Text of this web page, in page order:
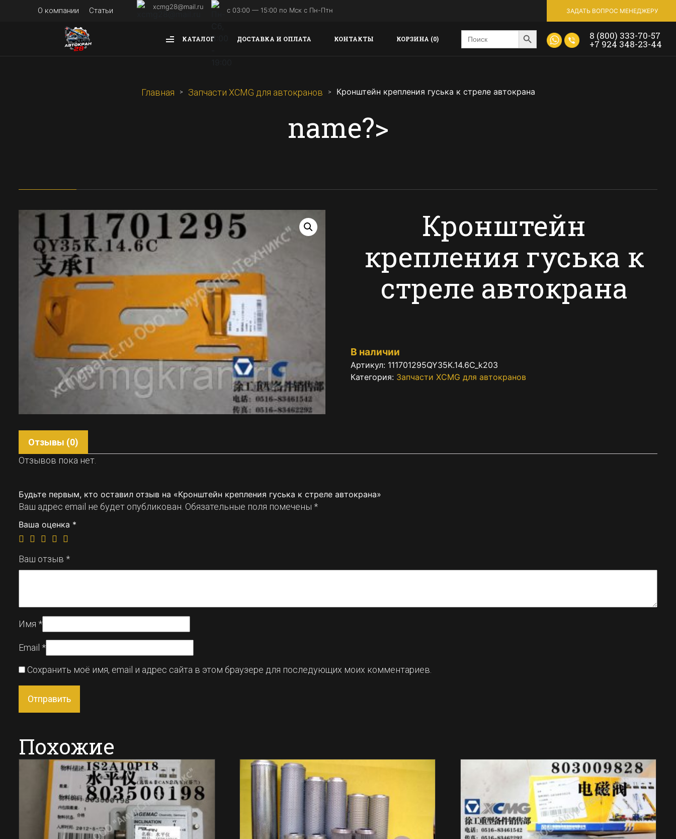
О компании Статьи xcmg28@mail.ru с 03:00 — 15:00 по Мск с Пн-Птн ЗАДАТЬ ВОПРОС МЕНЕДЖЕРУ
КАТАЛОГ ДОСТАВКА И ОПЛАТА КОНТАКТЫ КОРЗИНА (0)
Введите
ключевое
слово
Search Button 8 (800) 333-70-57
+7 924 348-23-44
Главная Запчасти XCMG для автокранов Кронштейн крепления гуська к стреле автокрана
name?>
Кронштейн
крепления гуська к
стреле автокрана
В наличии
Артикул: 111701295QY35K.14.6C_k203
Категория: Запчасти XCMG для автокранов
Отзывы (0)
Отзывов пока нет.
Будьте первым, кто оставил отзыв на «Кронштейн крепления гуська к стреле автокрана»
Ваш адрес email не будет опубликован. Обязательные поля помечены *
Ваша оценка *
Ваш отзыв *
Имя *
Email *
Сохранить моё имя, email и адрес сайта в этом браузере для последующих моих комментариев.
Похожие